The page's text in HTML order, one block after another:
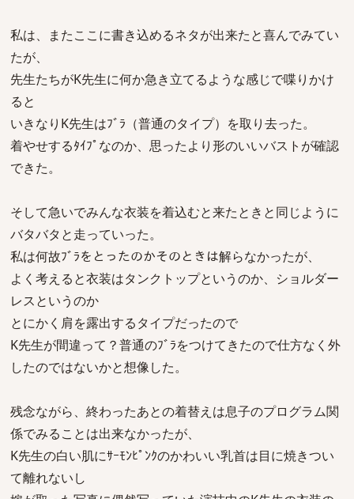
私は、またここに書き込めるネタが出来たと喜んでみてい
たが、
先生たちがK先生に何か急き立てるような感じで喋りかけ
ると
いきなりK先生はﾌﾞﾗ（普通のタイプ）を取り去った。
着やせするﾀｲﾌﾟなのか、思ったより形のいいバストが確認
できた。
そして急いでみんな衣装を着込むと来たときと同じように
バタバタと走っていった。
私は何故ﾌﾞﾗをとったのかそのときは解らなかったが、
よく考えると衣装はタンクトップというのか、ショルダー
レスというのか
とにかく肩を露出するタイプだったので
K先生が間違って？普通のﾌﾞﾗをつけてきたので仕方なく外
したのではないかと想像した。
残念ながら、終わったあとの着替えは息子のプログラム関
係でみることは出来なかったが、
K先生の白い肌にｻｰﾓﾝﾋﾟﾝｸのかわいい乳首は目に焼きつい
て離れないし